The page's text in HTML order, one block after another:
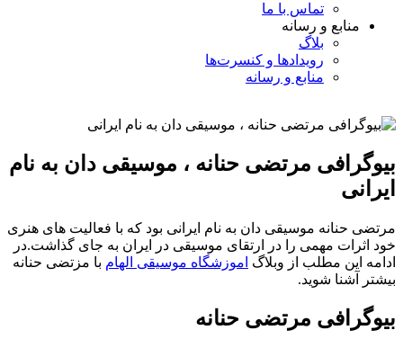
تماس با ما
منابع و رسانه
بلاگ
رویدادها و کنسرت‌ها
منابع و رسانه
بیوگرافی مرتضی حنانه ، موسیقی دان به نام
ایرانی
مرتضی حنانه موسیقی دان به نام ایرانی بود که با فعالیت های هنری
خود اثرات مهمی را در ارتقای موسیقی در ایران به جای گذاشت.در
ادامه این مطلب از وبلاگ اموزشگاه موسیقی الهام با مزتضی حنانه
بیشتر آشنا شوید.
بیوگرافی مرتضی حنانه